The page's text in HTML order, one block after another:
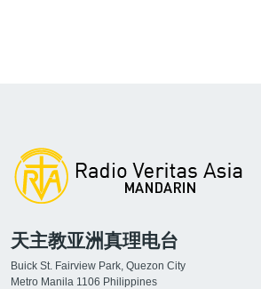
天主教亚洲真理电台
Buick St. Fairview Park, Quezon City
Metro Manila 1106 Philippines